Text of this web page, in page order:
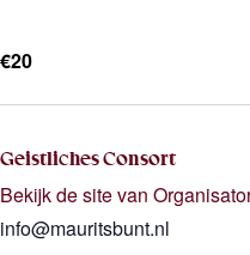
€20
Geistliches Consort
Bekijk de site van
info@mauritsbunt.nl